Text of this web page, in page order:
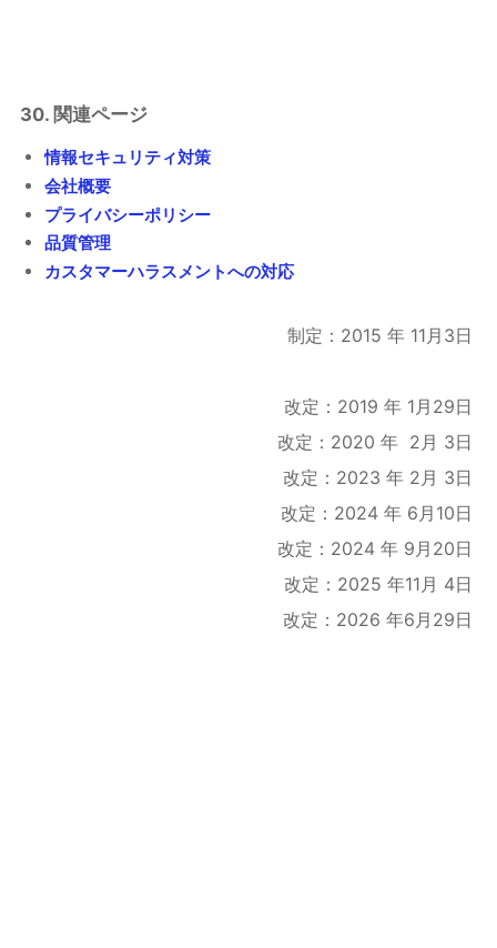
30. 関連ページ
情報セキュリティ対策
会社概要
プライバシーポリシー
品質管理
カスタマーハラスメントへの対応
制定：2015 年 11月3日
改定：2019 年 1月29日
改定：2020 年 2月 3日
改定：2023 年 2月 3日
改定：2024 年 6月10日
改定：2024 年 9月20日
改定：2025 年11月 4日
改定：2026 年6月29日